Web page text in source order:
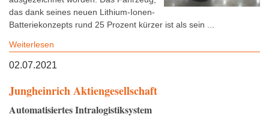
das dank seines neuen Lithium-Ionen-
Batteriekonzepts rund 25 Prozent kürzer ist als sein ...
Weiterlesen
02.07.2021
Jungheinrich Aktiengesellschaft
Automatisiertes Intralogistiksystem